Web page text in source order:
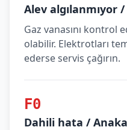
Alev algılanmıyor
Gaz vanasını kontrol
olabilir. Elektrotları
ederse servis çağırın.
F0
Dahili hata /